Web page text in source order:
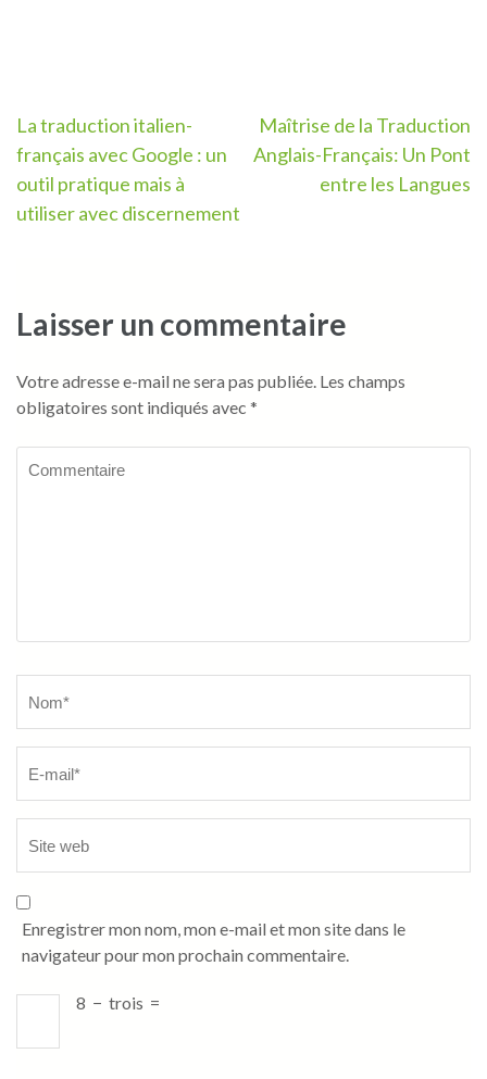
Navigation
de
l’article
La traduction italien-
français avec Google : un
outil pratique mais à
utiliser avec discernement
Maîtrise de la Traduction
Anglais-Français: Un Pont
entre les Langues
Laisser un commentaire
Votre adresse e-mail ne sera pas publiée. Les champs
obligatoires sont indiqués avec *
Enregistrer mon nom, mon e-mail et mon site dans le
navigateur pour mon prochain commentaire.
8 − trois =